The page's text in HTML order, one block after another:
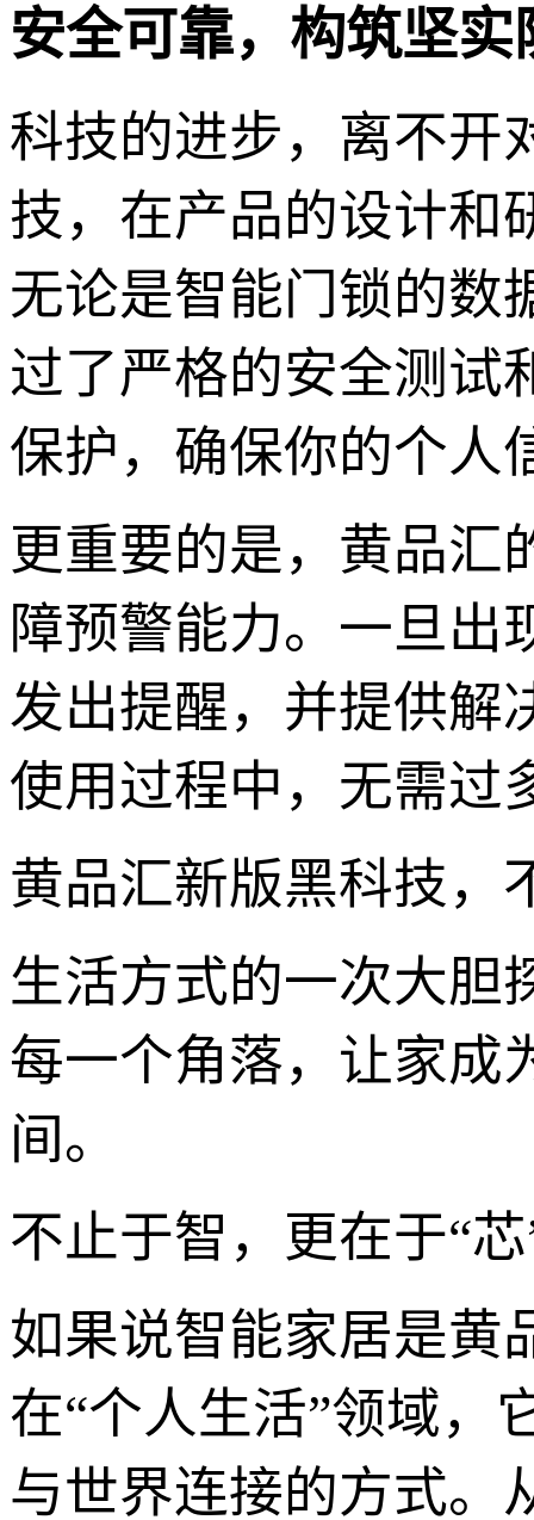
安全可靠，构筑坚实
科技的进步，离不开
技，在产品的设计和
无论是智能门锁的数
过了严格的安全测试
保护，确保你的个人
更重要的是，黄品汇
障预警能力。一旦出
发出提醒，并提供解
使用过程中，无需过
黄品汇新版黑科技，
生活方式的一次大胆
每一个角落，让家成
间。
不止于智，更在于“
如果说智能家居是黄
在“个人生活”领域，
与世界连接的方式。